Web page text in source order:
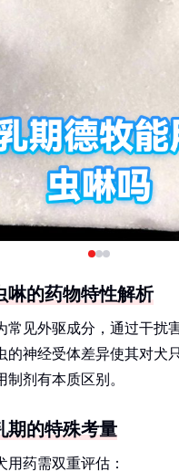
啉的药物特性解析
常见外驱成分，通过干扰
的神经受体差异使其对犬
制剂有本质区别。
期的特殊考量
用药需双重评估：